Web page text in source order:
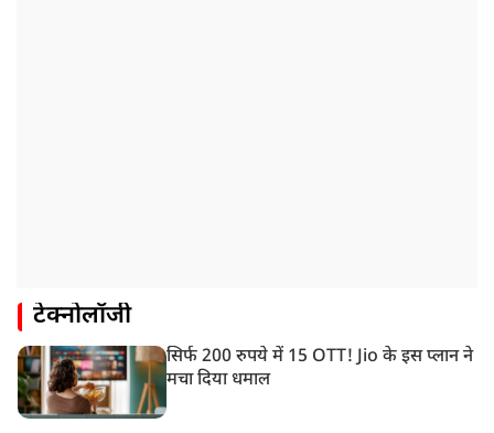
टेक्नोलॉजी
सिर्फ 200 रुपये में 15 OTT! Jio के इस प्लान ने
मचा दिया धमाल